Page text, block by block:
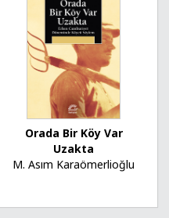
Orada Bir Köy Var
Uzakta
M. Asım Karaömerlioğlu